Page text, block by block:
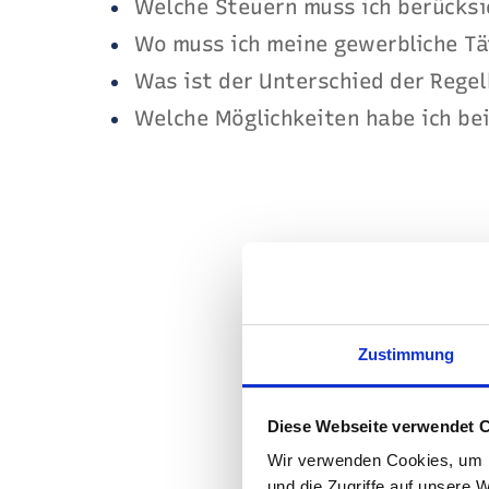
Zustimmung
Diese Webseite verwendet
Wir verwenden Cookies,
Welche Steuern muss ich
Wo muss ich meine gewerbliche
Was ist der Unterschied der
Welche Möglichkeiten habe ich
Wer eine
Umsatzsteuer, die
DieUmsatzsteuer
Ihrer Anlage oder